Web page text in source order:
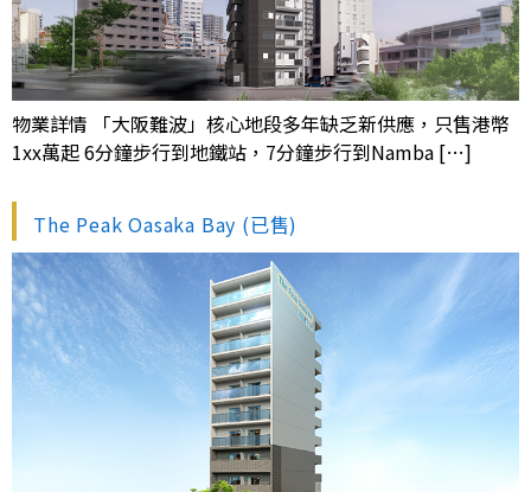
物業詳情 「大阪難波」核心地段多年缺乏新供應，只售港幣
1xx萬起 6分鐘步行到地鐵站，7分鐘步行到Namba […]
The Peak Oasaka Bay (已售)